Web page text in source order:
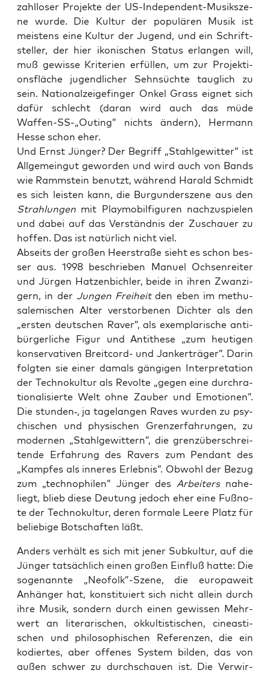
zahl­lo­ser Pro­jek­te der US-Inde­pen­dent-Musik­sze­
ne wur­de. Die Kul­tur der popu­lä­ren Musik ist
meis­tens eine Kul­tur der Jugend, und ein Schrift­
stel­ler, der hier iko­ni­schen Sta­tus erlan­gen will,
muß gewis­se Kri­te­ri­en erfül­len, um zur Pro­jek­ti­
ons­flä­che jugend­li­cher Sehn­süch­te taug­lich zu
sein. Natio­nalz­ei­ge­fin­ger Onkel Grass eig­net sich
dafür schlecht (dar­an wird auch das müde
Waffen-SS-„Outing” nichts ändern), Her­mann
Hes­se schon eher.
Und Ernst Jün­ger? Der Begriff „Stahl­ge­wit­ter” ist
All­ge­mein­gut gewor­den und wird auch von Bands
wie Ramm­stein benutzt, wäh­rend Harald Schmidt
es sich leis­ten kann, die Bur­gun­der­sze­ne aus den
Strah­lun­gen mit Play­mo­bil­fi­gu­ren nach­zu­spie­len
und dabei auf das Ver­ständ­nis der Zuschau­er zu
hof­fen. Das ist natür­lich nicht viel.
Abseits der gro­ßen Heer­stra­ße sieht es schon bes­
ser aus. 1998 beschrie­ben Manu­el Och­sen­rei­ter
und Jür­gen Hat­zen­bich­ler, bei­de in ihren Zwan­zi­
gern, in der Jun­gen Frei­heitden eben im methu­
sal­emi­schen Alter ver­stor­be­nen Dich­ter als den
„ers­ten deut­schen Raver”, als exem­pla­ri­sche anti­
bür­ger­li­che Figur und Anti­the­se „zum heu­ti­gen
kon­ser­va­ti­ven Breit­cord- und Jan­ker­trä­ger”. Dar­in
folg­ten sie einer damals gän­gi­gen Inter­pre­ta­ti­on
der Tech­no­kul­tur als Revol­te „gegen eine durch­ra­
tio­na­li­sier­te Welt ohne Zau­ber und Emo­tio­nen”.
Die stunden‑, ja tage­lan­gen Raves wur­den zu psy­
chi­schen und phy­si­schen Grenz­erfah­run­gen, zu
moder­nen „Stahl­ge­wit­tern”, die grenz­über­schrei­
ten­de Erfah­rung des Ravers zum Pen­dant des
„Kamp­fes als inne­res Erleb­nis”. Obwohl der Bezug
zum „tech­no­phi­len” Jün­ger des Arbei­tersnahe­
liegt, blieb die­se Deu­tung jedoch eher eine Fuß­no­
te der Tech­no­kul­tur, deren for­ma­le Lee­re Platz für
belie­bi­ge Bot­schaf­ten läßt.
Anders ver­hält es sich mit jener Sub­kul­tur, auf die
Jün­ger tat­säch­lich einen gro­ßen Ein­fluß hat­te: Die
soge­nann­te „Neofolk”-Szene, die euro­pa­weit
Anhän­ger hat, kon­sti­tu­iert sich nicht allein durch
ihre Musik, son­dern durch einen gewis­sen Mehr­
wert an lite­ra­ri­schen, okkul­tis­ti­schen, cine­as­ti­
schen und phi­lo­so­phi­schen Refe­ren­zen, die ein
kodier­tes, aber offe­nes Sys­tem bil­den, das von
außen schwer zu durch­schau­en ist. Die Ver­wir­